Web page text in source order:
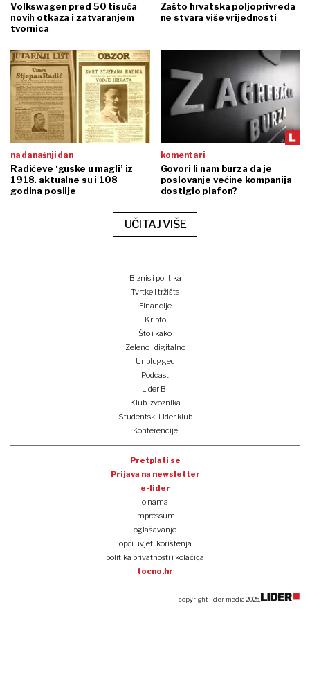
Volkswagen pred 50 tisuća
novih otkaza i zatvaranjem
tvornica
Zašto hrvatska poljoprivreda
ne stvara više vrijednosti
na današnji dan
Radićeve ‘guske u magli’ iz
1918. aktualne su i 108
godina poslije
komentari
Govori li nam burza da je
poslovanje većine kompanija
dostiglo plafon?
UČITAJ VIŠE
Volkswagen pred 50 tisuća novih otkaza i zatvaranjem tvornica